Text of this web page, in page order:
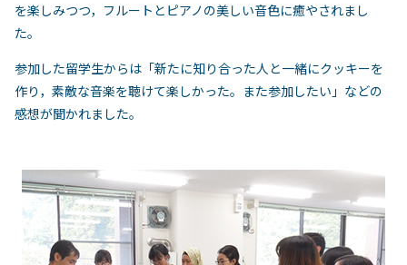
を楽しみつつ，フルートとピアノの美しい音色に癒やされまし
た。
参加した留学生からは「新たに知り合った人と一緒にクッキーを
作り，素敵な音楽を聴けて楽しかった。また参加したい」などの
感想が聞かれました。